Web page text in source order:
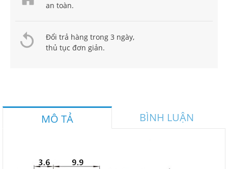
an toàn.
Đổi trả hàng trong 3 ngày,
thủ tục đơn giản.
MÔ TẢ BÌNH LUẬN